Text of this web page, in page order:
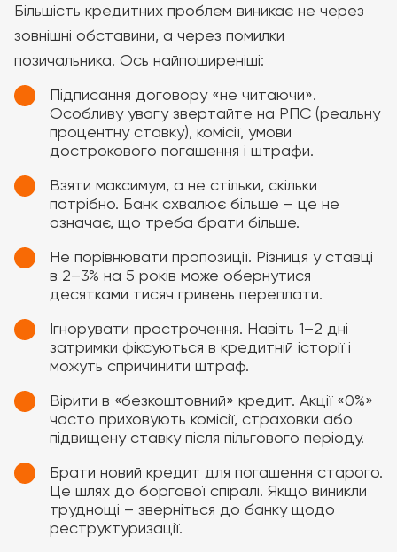
Більшість кредитних проблем виникає не через
зовнішні обставини, а через помилки
позичальника. Ось найпоширеніші:
Підписання договору «не читаючи».
Особливу увагу звертайте на РПС (реальну
процентну ставку), комісії, умови
дострокового погашення і штрафи.
Взяти максимум, а не стільки, скільки
потрібно. Банк схвалює більше – це не
означає, що треба брати більше.
Не порівнювати пропозиції. Різниця у ставці
в 2–3% на 5 років може обернутися
десятками тисяч гривень переплати.
Ігнорувати прострочення. Навіть 1–2 дні
затримки фіксуються в кредитній історії і
можуть спричинити штраф.
Вірити в «безкоштовний» кредит. Акції «0%»
часто приховують комісії, страховки або
підвищену ставку після пільгового періоду.
Брати новий кредит для погашення старого.
Це шлях до боргової спіралі. Якщо виникли
труднощі – зверніться до банку щодо
реструктуризації.